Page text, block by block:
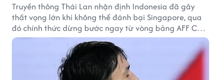
Truyền thông Thái Lan nhận định Indonesia đã gây
thất vọng lớn khi không thể đánh bại Singapore, qua
đó chính thức dừng bước ngay từ vòng bảng AFF Cup
2026.